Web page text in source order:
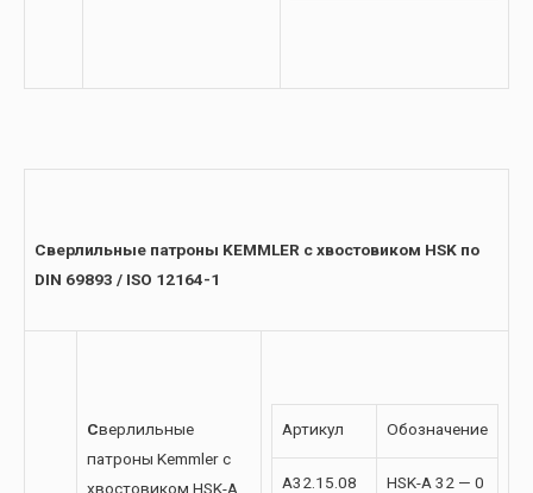
Сверлильные патроны KEMMLER с хвостовиком HSK по
DIN 69893 / ISO 12164-1
Сверлильные
патроны Kemmler с
хвостовиком HSK-A
Артикул Обозначение
A32.15.08
HSK-A 32 — 0